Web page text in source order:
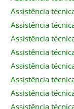
Assistência
Assistência
Assistência
Assistência
Assistência
Assistência
Assistência
Assistência